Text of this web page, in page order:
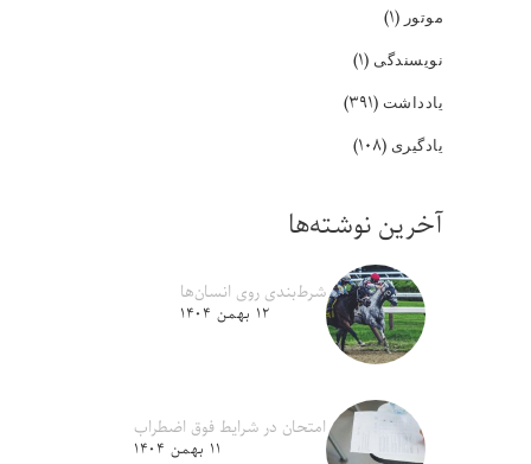
موتور (۱)
نویسندگی (۱)
یادداشت (۳۹۱)
یادگیری (۱۰۸)
آخرین نوشته‌ها
شرط‌بندی روی انسان‌ها
۱۲ بهمن ۱۴۰۴
امتحان در شرایط فوق اضطراب
۱۱ بهمن ۱۴۰۴